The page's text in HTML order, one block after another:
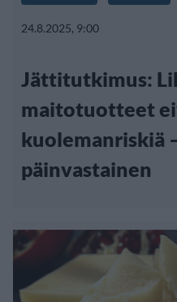
24.8.2025, 9:00
Jättitutkimus:
maitotuotteet
kuolemanriskiä
päinvastainen